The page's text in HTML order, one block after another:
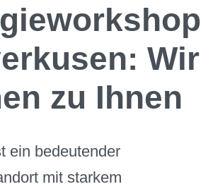
Wir
zu Ihnen
ein bedeutender
mit starkem